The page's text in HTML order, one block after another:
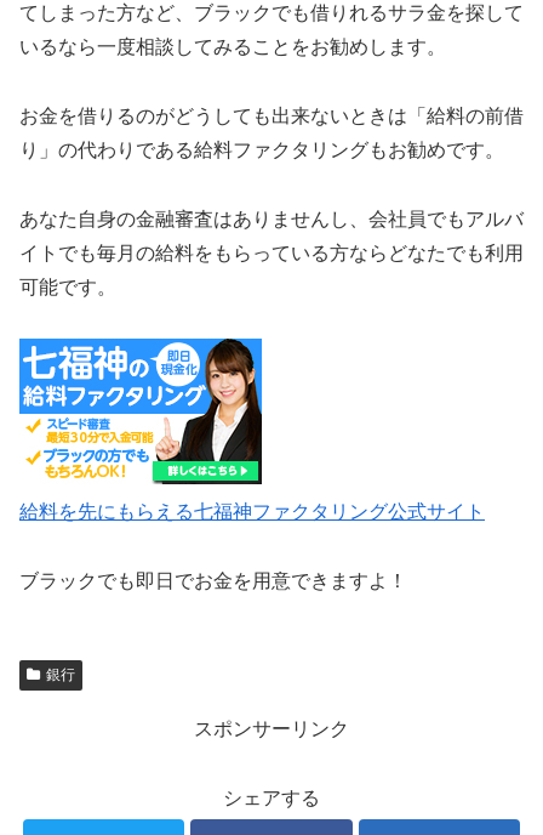
てしまった方など、ブラックでも借りれるサラ金を探して
いるなら一度相談してみることをお勧めします。
お金を借りるのがどうしても出来ないときは「給料の前借
り」の代わりである給料ファクタリングもお勧めです。
あなた自身の金融審査はありませんし、会社員でもアルバ
イトでも毎月の給料をもらっている方ならどなたでも利用
可能です。
給料を先にもらえる七福神ファクタリング公式サイト
ブラックでも即日でお金を用意できますよ！
銀行
スポンサーリンク
シェアする